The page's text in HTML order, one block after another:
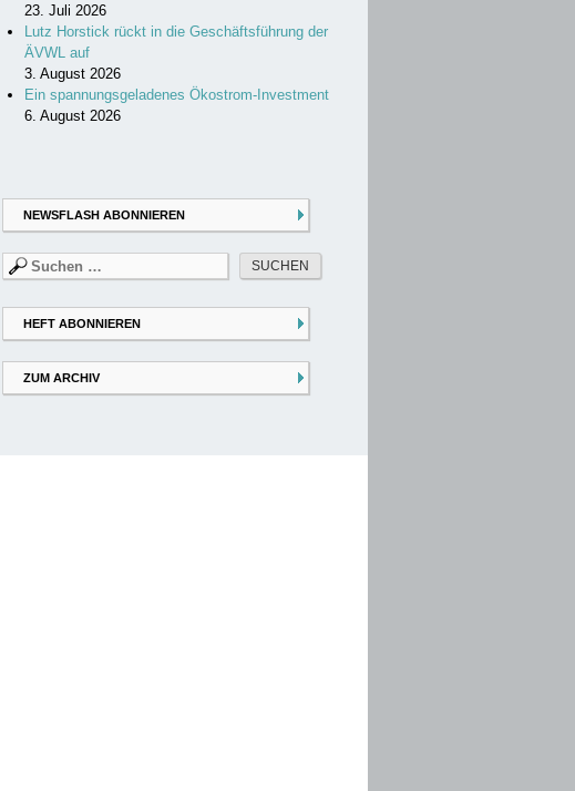
23. Juli 2026
Lutz Horstick rückt in die Geschäftsführung der
ÄVWL auf
3. August 2026
Ein spannungsgeladenes Ökostrom-Investment
6. August 2026
NEWSFLASH ABONNIEREN
Suchen
nach:
HEFT ABONNIEREN
ZUM ARCHIV